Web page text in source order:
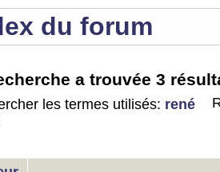
du forum
a trouvée 3
les termes utilisés: rené